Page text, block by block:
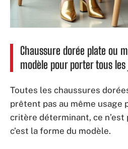
Chaussure dorée plate ou
modèle pour porter tous
Toutes les chaussures
prêtent pas au même usage
critère déterminant, ce n’est
c’est la forme du modèle.